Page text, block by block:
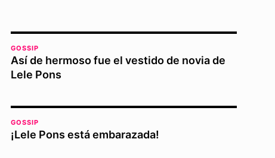
GOSSIP
Así de hermoso fue el vestido de novia de
Lele Pons
GOSSIP
¡Lele Pons está embarazada!